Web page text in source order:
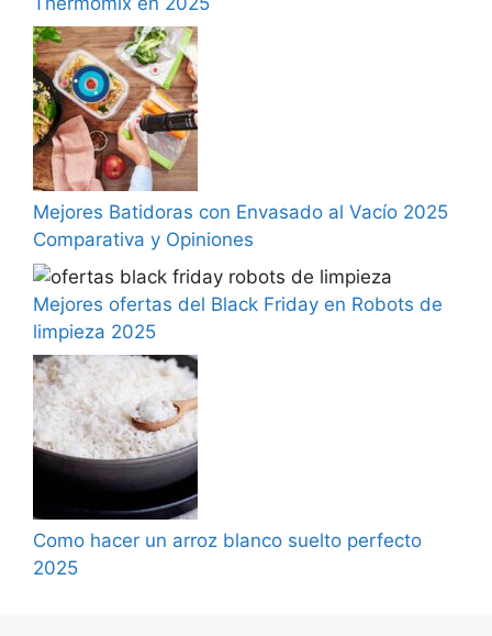
Mejores Batidoras con Envasado al Vacío 2025
Comparativa y Opiniones
Mejores ofertas del Black Friday en Robots de
limpieza 2025
Como hacer un arroz blanco suelto perfecto
2025